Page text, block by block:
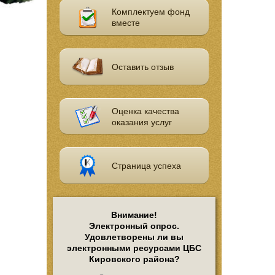
Комплектуем фонд
вместе
Оставить отзыв
Оценка качества
оказания услуг
Страница успеха
Внимание!
Электронный опрос.
Удовлетворены ли вы
электронными ресурсами ЦБС
Кировского района?